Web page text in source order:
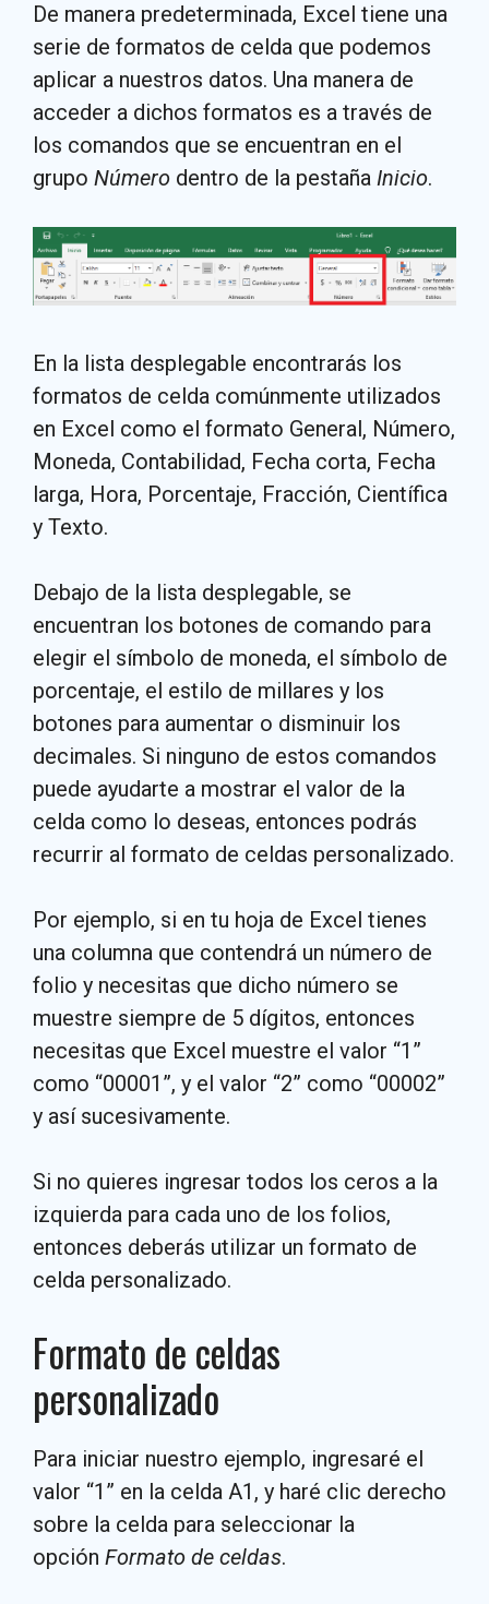
De manera predeterminada, Excel tiene una
serie de formatos de celda que podemos
aplicar a nuestros datos. Una manera de
acceder a dichos formatos es a través de
los comandos que se encuentran en el
grupo Número dentro de la pestaña Inicio.
En la lista desplegable encontrarás los
formatos de celda comúnmente utilizados
en Excel como el formato General, Número,
Moneda, Contabilidad, Fecha corta, Fecha
larga, Hora, Porcentaje, Fracción, Científica
y Texto.
Debajo de la lista desplegable, se
encuentran los botones de comando para
elegir el símbolo de moneda, el símbolo de
porcentaje, el estilo de millares y los
botones para aumentar o disminuir los
decimales. Si ninguno de estos comandos
puede ayudarte a mostrar el valor de la
celda como lo deseas, entonces podrás
recurrir al formato de celdas personalizado.
Por ejemplo, si en tu hoja de Excel tienes
una columna que contendrá un número de
folio y necesitas que dicho número se
muestre siempre de 5 dígitos, entonces
necesitas que Excel muestre el valor “1”
como “00001”, y el valor “2” como “00002”
y así sucesivamente.
Si no quieres ingresar todos los ceros a la
izquierda para cada uno de los folios,
entonces deberás utilizar un formato de
celda personalizado.
Formato de celdas
personalizado
Para iniciar nuestro ejemplo, ingresaré el
valor “1” en la celda A1, y haré clic derecho
sobre la celda para seleccionar la
opción Formato de celdas.